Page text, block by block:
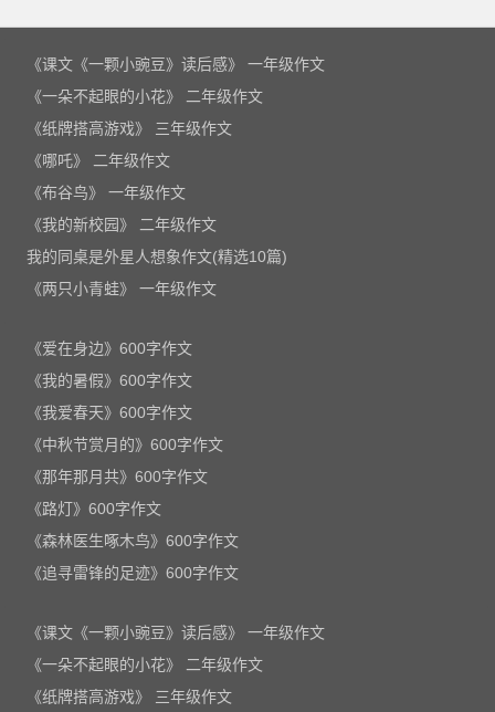
《课文《一颗小豌豆》读后感》 一年级作文
《一朵不起眼的小花》 二年级作文
《纸牌搭高游戏》 三年级作文
《哪吒》 二年级作文
《布谷鸟》 一年级作文
《我的新校园》 二年级作文
我的同桌是外星人想象作文(精选10篇)
《两只小青蛙》 一年级作文
《爱在身边》600字作文
《我的暑假》600字作文
《我爱春天》600字作文
《中秋节赏月的》600字作文
《那年那月共》600字作文
《路灯》600字作文
《森林医生啄木鸟》600字作文
《追寻雷锋的足迹》600字作文
《课文《一颗小豌豆》读后感》 一年级作文
《一朵不起眼的小花》 二年级作文
《纸牌搭高游戏》 三年级作文